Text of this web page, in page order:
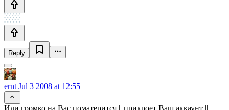
Reply
ernt Jul 3 2008 at 12:55
Или громко на Вас поматерится || прикроет Ваш аккаунт ||